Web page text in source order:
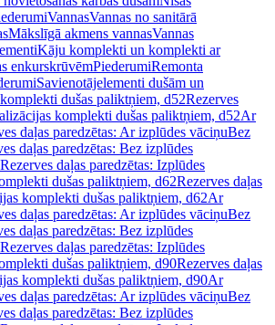
VannasVannas no sanitārā
Mākslīgā akmens vannasVannas
Kāju komplekti un komplekti ar
enkurskrūvēmPiederumiRemonta
Savienotājelementi dušām un
dušas paliktņiem, d52Rezerves
komplekti dušas paliktņiem, d52Ar
daļas paredzētas: Ar izplūdes vāciņuBez
daļas paredzētas: Bez izplūdes
Rezerves daļas paredzētas: Izplūdes
dušas paliktņiem, d62Rezerves daļas
komplekti dušas paliktņiem, d62Ar
daļas paredzētas: Ar izplūdes vāciņuBez
daļas paredzētas: Bez izplūdes
Rezerves daļas paredzētas: Izplūdes
dušas paliktņiem, d90Rezerves daļas
komplekti dušas paliktņiem, d90Ar
daļas paredzētas: Ar izplūdes vāciņuBez
daļas paredzētas: Bez izplūdes